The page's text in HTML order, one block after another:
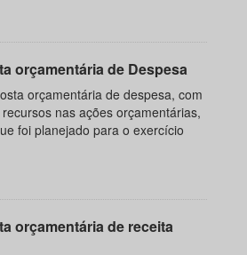
orçamentária de Despesa
orçamentária de despesa, com
nas ações orçamentárias,
foi planejado para o exercício
orçamentária de receita